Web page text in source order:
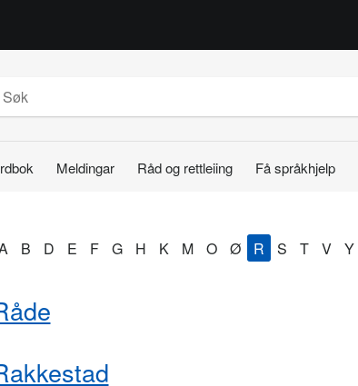
Meldingar Råd og rettleiing Få språkhjelp
B D E F G H K M O Ø R S T V Y